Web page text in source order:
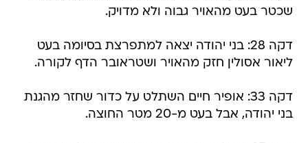
שכטר בעט מהאויר גבוה ולא מדויק.
דקה 28: בני יהודה יצאה למתפרצת בסיומה בעט
ליאור אסולין חזק מהאויר ושטראובר הדף לקורה.
דקה 33: אופיר חיים השתלט על כדור שחזר מהגנת
בני יהודה, אבל בעט מ-20 מטר החוצה.